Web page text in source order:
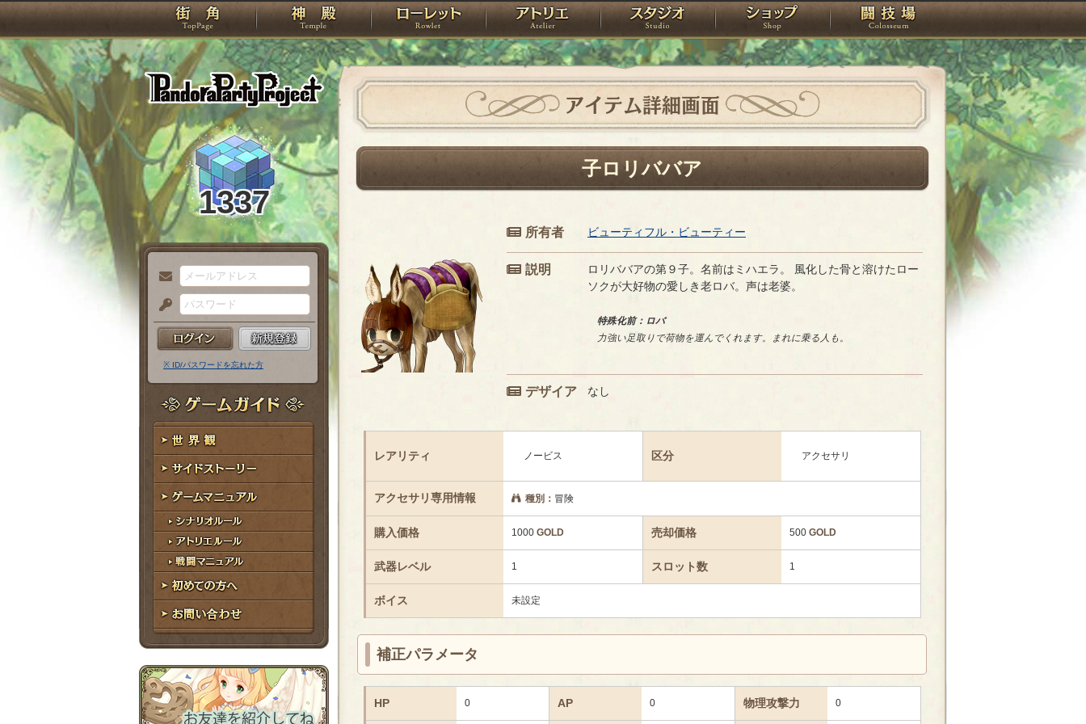
PandoraPartyProject
TOP 神殿 ローレット アトリエ スタジオ ショップ 闘技場
1337
メ
ー
ル
ア
ド
レ
ス
パ
ス
ー
ド
※ ID/パスワードを忘れた方
ゲームガイド
世界観
サイドストーリー
ゲームマニュアル
シナリオルール
アトリエルール
戦闘マニュアル
初めての方へ
お問い合わせ
アイテム詳細画面
子ロリババア
所有者 ビューティフル・ビューティー
説明
ロリババアの第９子。名前はミハエラ。 風化した骨と溶けたロー
ソクが大好物の愛しき老ロバ。声は老婆。
特殊化前：ロバ
力強い足取りで荷物を運んでくれます。まれに乗る人も。
デザイア なし
レアリティ ノービス 区分 アクセサリ
アクセサリ専用情報 種別： 冒険
購入価格 1000 GOLD 売却価格 500 GOLD
武器レベル 1 スロット数 1
ボイス 未設定
補正パラメータ
HP 0 AP 0 物理攻撃力 0